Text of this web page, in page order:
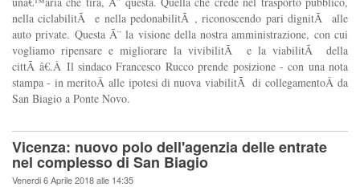
nella ciclabilitÃ e nella pedonabilitÃ , riconoscendo pari dignitÃ alle
auto private. Questa Ã¨ la visione della nostra amministrazione, con cui
vogliamo ripensare e migliorare la vivibilitÃ e la viabilitÃ della
cittÃ â€.Â Il sindaco Francesco Rucco prende posizione - con una nota
stampa - in meritoÂ alle ipotesi di nuova viabilitÃ di collegamentoÂ da
San Biagio a Ponte Novo.
Vicenza: nuovo polo dell'agenzia delle entrate
nel complesso di San Biagio
Venerdi 6 Aprile 2018 alle 14:35